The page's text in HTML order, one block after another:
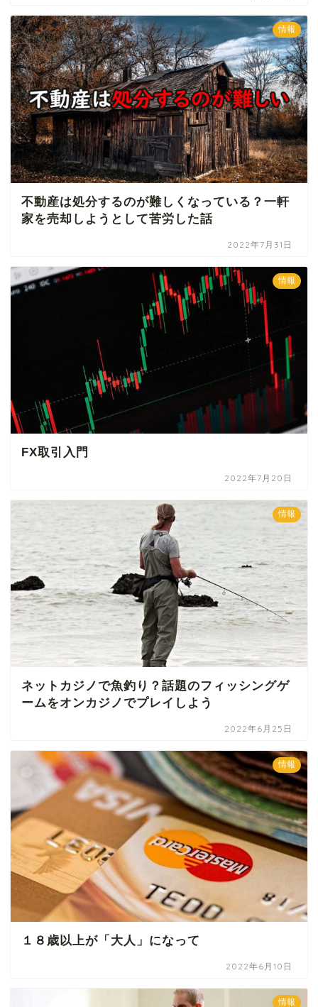
情報
不動産は処分するのが難しくなっている？一軒
家を売却しようとして苦労した話
2022年7月31日
情報
FX取引入門
2022年7月20日
情報
ネットカジノで魚釣り？話題のフィッシングゲ
ームをオンカジノでプレイしよう
2022年6月25日
情報
１８歳以上が「大人」になって
2022年6月10日
情報